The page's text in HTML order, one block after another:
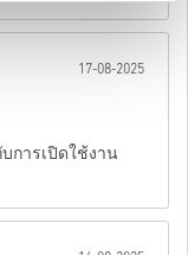
ยเพื่อเข้าถึงโค้ด
17-08-2025
การเปิดใช้งาน